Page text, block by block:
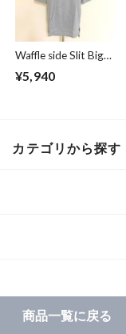
Waffle side Slit Big
Pullover Parka
Gray
¥5,940
カテゴリから探す
商品一覧に戻る